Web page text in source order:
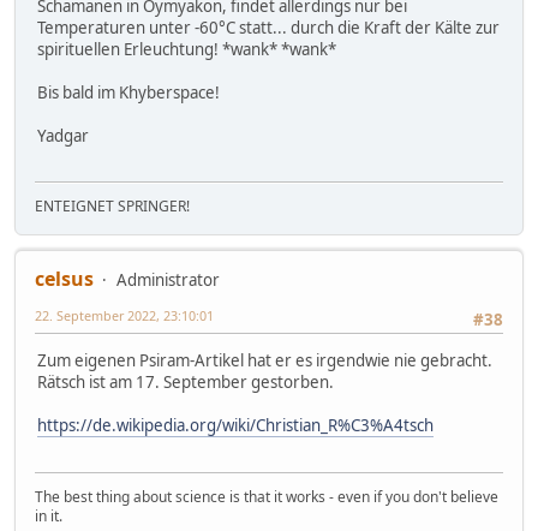
Schamanen in Oymyakon, findet allerdings nur bei
Temperaturen unter -60°C statt... durch die Kraft der Kälte zur
spirituellen Erleuchtung! *wank* *wank*
Bis bald im Khyberspace!
Yadgar
ENTEIGNET SPRINGER!
celsus
Administrator
#38
22. September 2022, 23:10:01
Zum eigenen Psiram-Artikel hat er es irgendwie nie gebracht.
Rätsch ist am 17. September gestorben.
https://de.wikipedia.org/wiki/Christian_R%C3%A4tsch
The best thing about science is that it works - even if you don't believe
in it.